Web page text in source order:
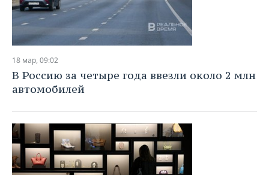
18 мар, 09:02
В Россию за четыре года ввезли около 2 млн
автомобилей